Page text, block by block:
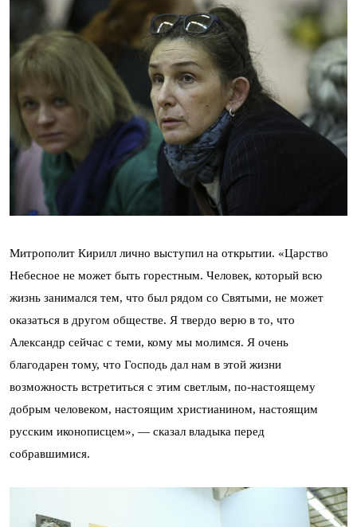
Митрополит Кирилл лично выступил на открытии. «Царство
Небесное не может быть горестным. Человек, который всю
жизнь занимался тем, что был рядом со Святыми, не может
оказаться в другом обществе. Я твердо верю в то, что
Александр сейчас с теми, кому мы молимся. Я очень
благодарен тому, что Господь дал нам в этой жизни
возможность встретиться с этим светлым, по-настоящему
добрым человеком, настоящим христианином, настоящим
русским иконописцем», — сказал владыка перед
собравшимися.